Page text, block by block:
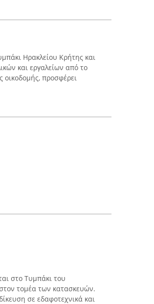
Ηρακλείου Κρήτης και
και εργαλείων από το
οικοδομής, προσφέρει
στο Τυμπάκι του
τομέα των κατασκευών.
σε εδαφοτεχνικά και